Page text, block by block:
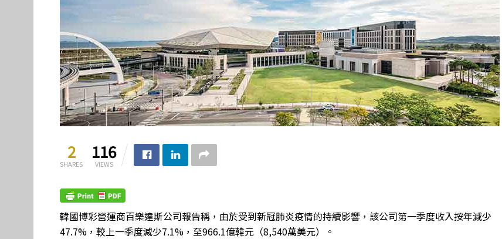
2
SHARES
116
VIEWS
韓國博彩營運商百樂達斯公司報告稱，由於受到新冠肺炎疫情的持續影響，該公司第一季度收入按年減少
47.7%，較上一季度減少7.1%，至966.1億韓元（8,540萬美元）。